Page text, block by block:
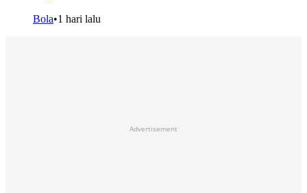
Bola•1 hari lalu
Advertisement